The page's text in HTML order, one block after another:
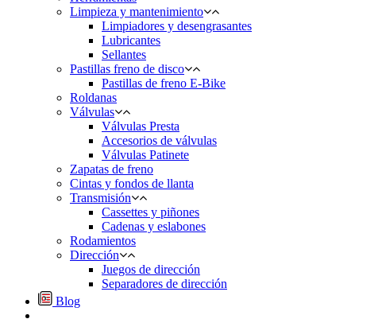
Limpieza y mantenimiento
Limpiadores y desengrasantes
Lubricantes
Sellantes
Pastillas freno de disco
Pastillas de freno E-Bike
Roldanas
Válvulas
Válvulas Presta
Accesorios de válvulas
Válvulas Patinete
Zapatas de freno
Cintas y fondos de llanta
Transmisión
Cassettes y piñones
Cadenas y eslabones
Rodamientos
Dirección
Juegos de dirección
Separadores de dirección
Blog